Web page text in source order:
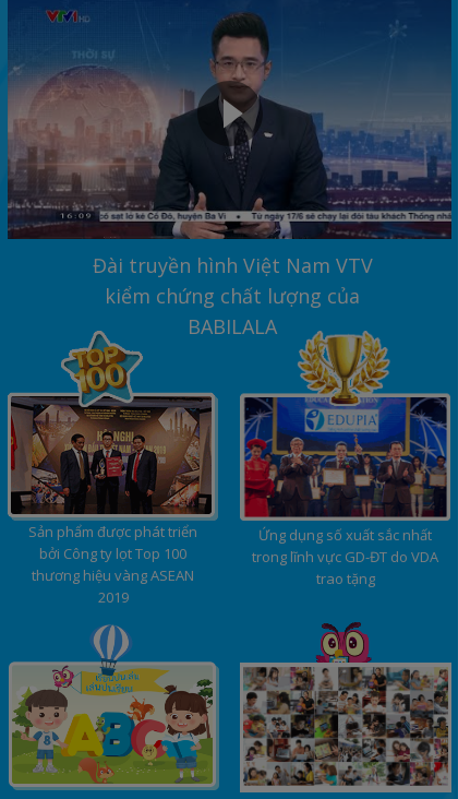
Sản phẩm được phát triển
bởi Công ty lọt Top 100
thương hiệu vàng ASEAN
2019
Ứng dụng số xuất sắc nhất
trong lĩnh vực GD-ĐT do VDA
trao tặng
Đài truyền hình Việt Nam VTV
kiểm chứng chất lượng của
BABILALA